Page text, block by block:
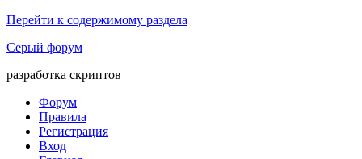
Перейти к содержимому раздела
Серый форум
разработка скриптов
Форум
Правила
Регистрация
Вход